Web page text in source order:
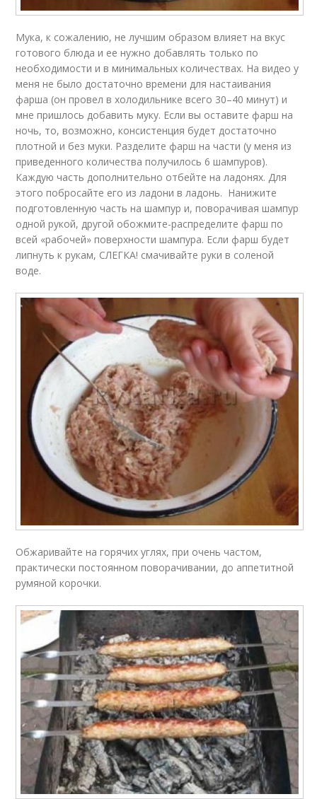
Мука, к сожалению, не лучшим образом влияет на вкус
готового блюда и ее нужно добавлять только по
необходимости и в минимальных количествах. Навидео у
меня не было достаточно времени для настаивания
фарша (он провел в холодильнике всего 30–40 минут) и
мне пришлось добавить муку. Если вы оставите фарш на
ночь, то, возможно, консистенция будет достаточно
плотной и без муки. Разделите фарш на части (у меня из
приведенного количества получилось 6 шампуров).
Каждую часть дополнительно отбейте на ладонях. Для
этого побросайте его из ладони в ладонь. Нанижите
подготовленную часть на шампур и, поворачивая шампур
одной рукой, другой обожмите-распределите фарш по
всей «рабочей» поверхности шампура. Если фарш будет
липнуть к рукам, СЛЕГКА! смачивайте руки в соленой
воде.
Обжаривайте на горячих углях, при очень частом,
практически постоянном поворачивании, до аппетитной
румяной корочки.